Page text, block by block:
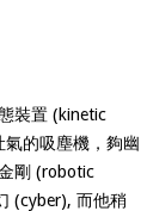
裝置 (kinetic
的吸塵機，夠幽
剛 (robotic
(cyber), 而他稍